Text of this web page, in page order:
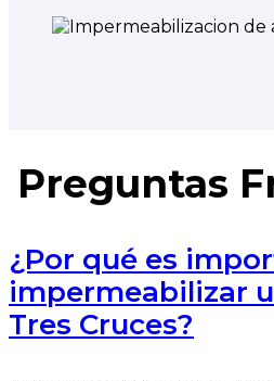
Preguntas
¿Por qué es
impermeabilizar
Tres Cruces?